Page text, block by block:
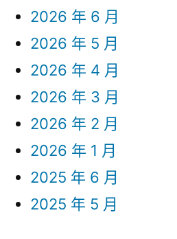
2026 年 6 月
2026 年 5 月
2026 年 4 月
2026 年 3 月
2026 年 2 月
2026 年 1 月
2025 年 6 月
2025 年 5 月